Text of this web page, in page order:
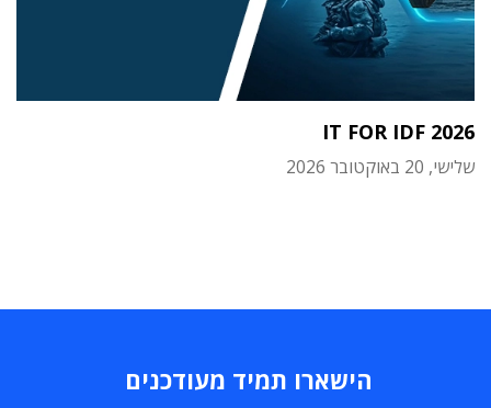
IT FOR IDF 2026
שלישי, 20 באוקטובר 2026
הישארו תמיד מעודכנים